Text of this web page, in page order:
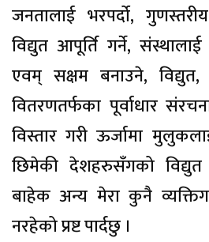
जनतालाई भरपर्दो,
विद्युत आपूर्ति गर्ने,
एवम् सक्षम बनाउने, विद्युत,
वितरणतर्फका पूर्वाधार
विस्तार गरी ऊर्जामा
छिमेकी देशहरुसँगको विद्युत
बाहेक अन्य मेरा कुनै
नरहेको प्रष्ट पार्दछु ।